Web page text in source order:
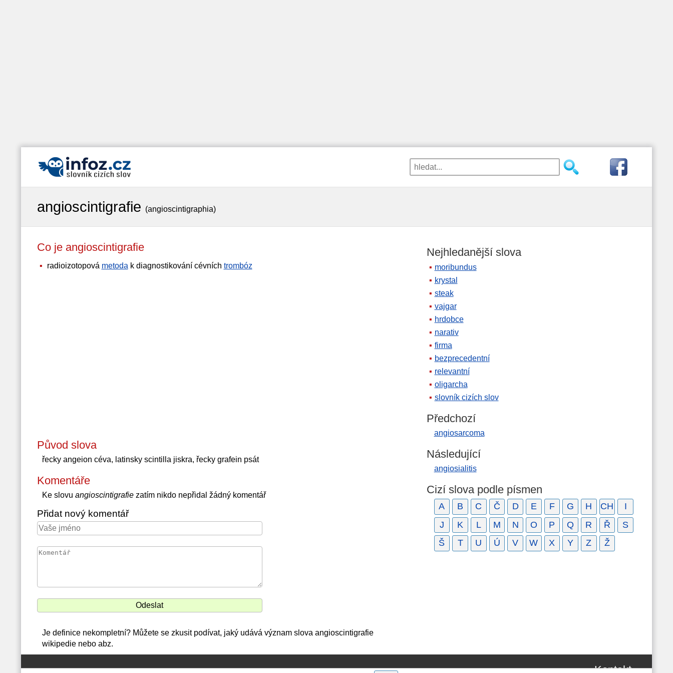
angioscintigrafie (angioscintigraphia)
Co je angioscintigrafie
radioizotopová metoda k diagnostikování cévních trombóz
Původ slova
řecky angeion céva, latinsky scintilla jiskra, řecky grafein psát
Komentáře
Ke slovu angioscintigrafiezatím nikdo nepřidal žádný komentář
Přidat nový komentář
Je definice nekompletní? Můžete se zkusit podívat, jaký udává význam slova angioscintigrafie
wikipedie nebo abz.
Nejhledanější slova
moribundus
krystal
steak
vajgar
hrdobce
narativ
firma
bezprecedentní
relevantní
oligarcha
slovník cizích slov
Předchozí
angiosarcoma
Následující
angiosialitis
Cizí slova podle písmen
A B C Č D E F G H CH
I
J
K L M N O P Q R Ř
S
Š
T U Ú V W X Y Z Ž
Kontakt